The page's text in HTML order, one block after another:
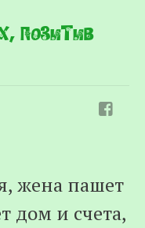
позитив
жена пашет
дом и счета,